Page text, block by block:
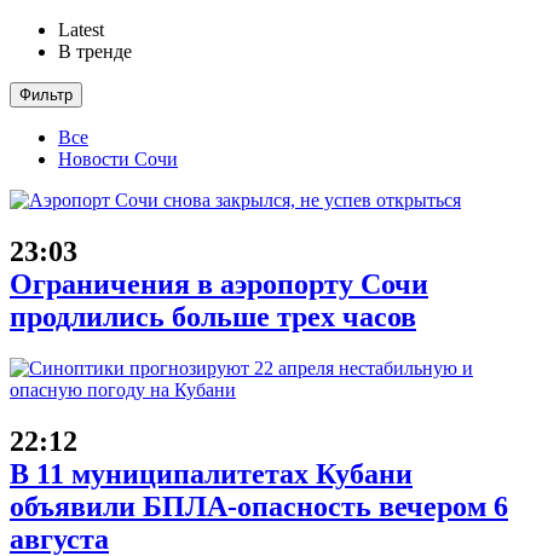
Latest
В тренде
Фильтр
Все
Новости Сочи
23:03
Ограничения в аэропорту Сочи
продлились больше трех часов
22:12
В 11 муниципалитетах Кубани
объявили БПЛА-опасность вечером 6
августа